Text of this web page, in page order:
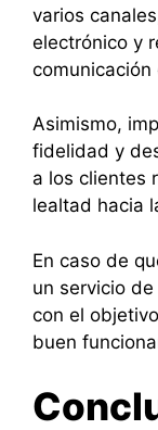
varios
electrónico y
comunicación
Asimismo,
fidelidad y
a los clientes
lealtad hacia
En caso de
un servicio
con el
buen